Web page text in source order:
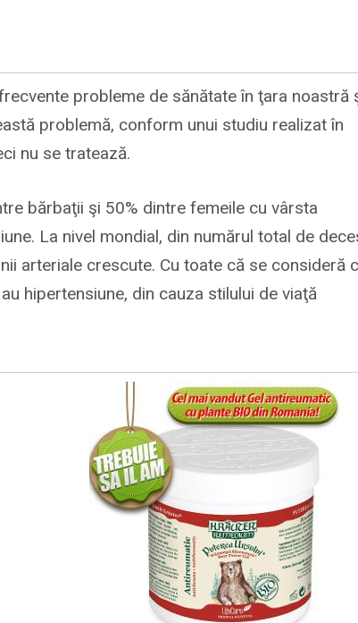
probleme de sănătate în ţara noastră
problemă, conform unui studiu realizat în
nu se tratează.
bărbaţii şi 50% dintre femeile cu vârsta
La nivel mondial, din numărul total de
arteriale crescute. Cu toate că se consideră
hipertensiune, din cauza stilului de viaţă